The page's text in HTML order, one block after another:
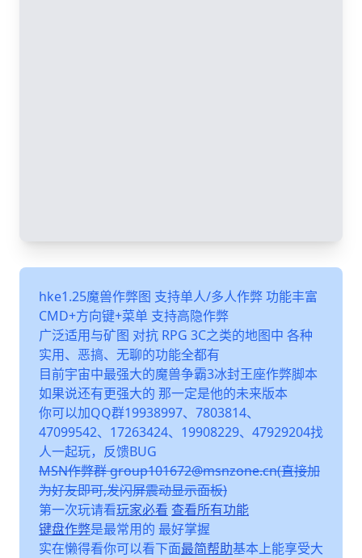
hke1.25魔兽作弊图 支持单人/多人作弊 功能丰富
CMD+方向键+菜单 支持高隐作弊
广泛适用与矿图 对抗 RPG 3C之类的地图中 各种
实用、恶搞、无聊的功能全都有
目前宇宙中最强大的魔兽争霸3冰封王座作弊脚本
如果说还有更强大的 那一定是他的未来版本
你可以加QQ群19938997、7803814、
47099542、17263424、19908229、47929204找
人一起玩，反馈BUG
MSN作弊群 group101672@msnzone.cn(直接加
为好友即可,发闪屏震动显示面板)
第一次玩请看玩家必看 查看所有功能
键盘作弊是最常用的 最好掌握
实在懒得看你可以看下面最简帮助基本上能享受大